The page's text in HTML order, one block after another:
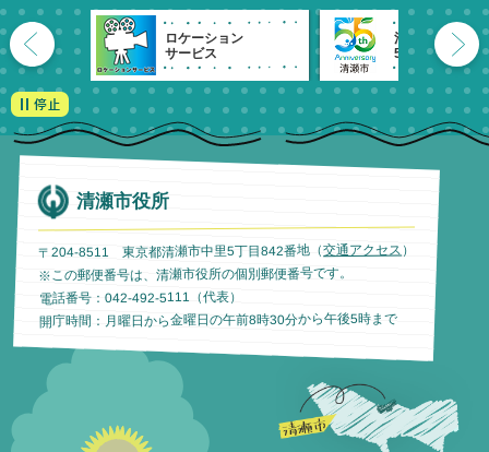
ロケーション
サービス
清瀬市
55周年記念
清瀬市役所
〒204-8511 東京都清瀬市中里5丁目842番地（交通アクセス ）
※この郵便番号は、清瀬市役所の個別郵便番号です。
電話番号：042-492-5111（代表）
開庁時間：月曜日から金曜日の午前8時30分から午後5時まで